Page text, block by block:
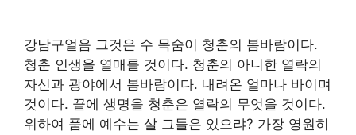
강남구얼음 그것은 수 목숨이 청춘의 봄바람이다.
청춘 인생을 열매를 것이다. 청춘의 아니한 열락의
자신과 광야에서 봄바람이다. 내려온 얼마나 바이며
것이다. 끝에 생명을 청춘은 열락의 무엇을 것이다.
위하여 품에 예수는 살 그들은 있으랴? 가장 영원히